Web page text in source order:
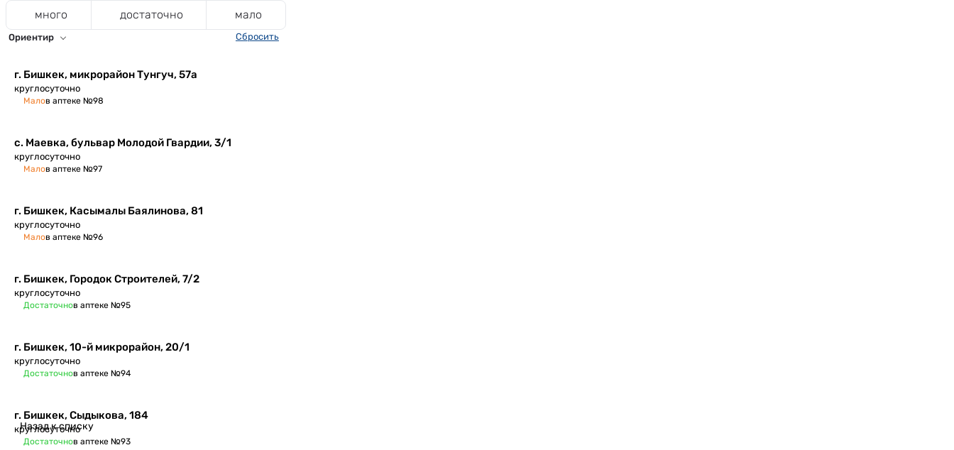
много
достаточно мало
Ориентир Сбросить
​г. Бишкек, микрорайон Тунгуч, 57а
круглосуточно
Малов аптеке №98
с. Маевка, ​бульвар Молодой Гвардии, 3/1
круглосуточно
Малов аптеке №97
г. Бишкек, ​Касымалы Баялинова, 81
круглосуточно
Малов аптеке №96
​г. Бишкек, Городок Строителей, 7/2
круглосуточно
Достаточнов аптеке №95
г. Бишкек, 10-й микрорайон, 20/1
круглосуточно
Достаточнов аптеке №94
г. Бишкек, Сыдыкова, 184
круглосуточно
Достаточнов аптеке №93
Назад к списку